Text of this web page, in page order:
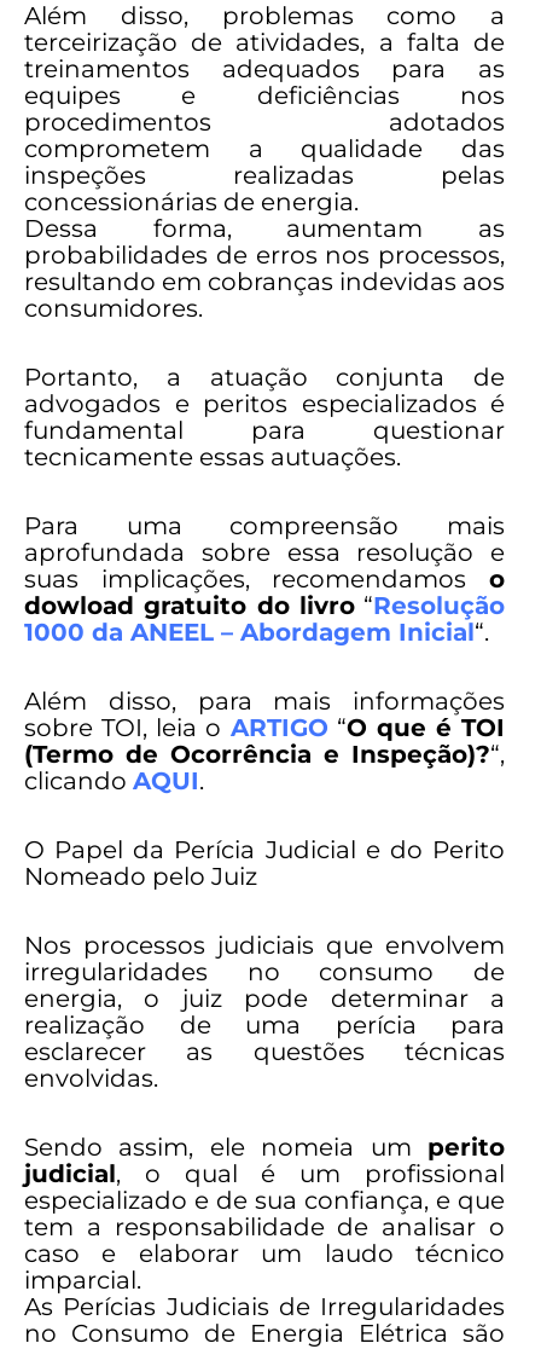
Além disso, problemas como a
terceirização de atividades, a falta de
treinamentos adequados para as
equipes e deficiências nos
procedimentos adotados
comprometem a qualidade das
inspeções realizadas pelas
concessionárias de energia.
Dessa forma, aumentam as
probabilidades de erros nos processos,
resultando em cobranças indevidas aos
consumidores.
Portanto, a atuação conjunta de
advogados e peritos especializados é
fundamental para questionar
tecnicamente essas autuações.
Para uma compreensão mais
aprofundada sobre essa resolução e
suas implicações, recomendamos o
dowload gratuito do livro“Resolução
1000 da ANEEL – Abordagem Inicial“.
Além disso, para mais informações
sobre TOI, leia o ARTIGO “O que é TOI
(Termo de Ocorrência e Inspeção)?“,
clicando AQUI.
O Papel da Perícia Judicial e do Perito
Nomeado pelo Juiz
Nos processos judiciais que envolvem
irregularidades no consumo de
energia, o juiz pode determinar a
realização de uma perícia para
esclarecer as questões técnicas
envolvidas.
Sendo assim, ele nomeia um perito
judicial, o qual é um profissional
especializado e de sua confiança, e que
tem a responsabilidade de analisar o
caso e elaborar um laudo técnico
imparcial.
As Perícias Judiciais de Irregularidades
no Consumo de Energia Elétrica são